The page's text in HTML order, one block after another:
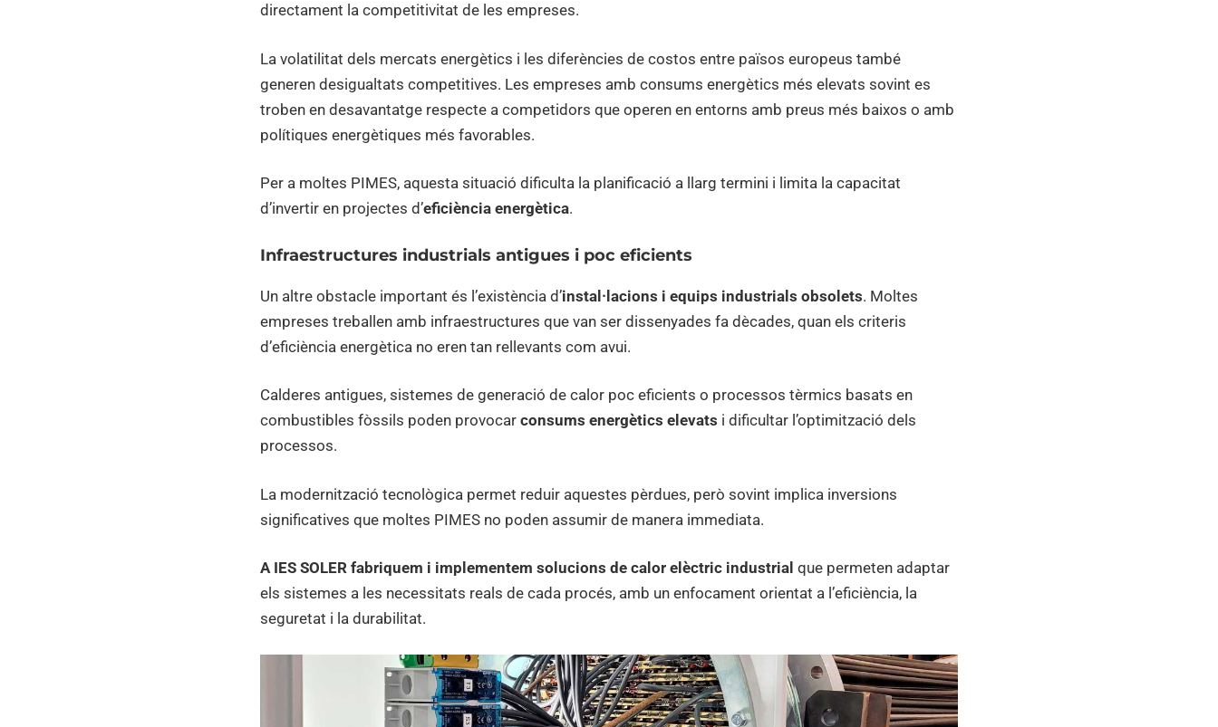
directament la competitivitat de les empreses.
La volatilitat dels mercats energètics i les diferències de costos entre països europeus també
generen desigualtats competitives. Les empreses amb consums energètics més elevats sovint es
troben en desavantatge respecte a competidors que operen en entorns amb preus més baixos o amb
polítiques energètiques més favorables.
Per a moltes PIMES, aquesta situació dificulta la planificació a llarg termini i limita la capacitat
d’invertir en projectes d’eficiència energètica.
Infraestructures industrials antigues i poc eficients
Un altre obstacle important és l’existència d’instal·lacions i equips industrials obsolets. Moltes
empreses treballen amb infraestructures que van ser dissenyades fa dècades, quan els criteris
d’eficiència energètica no eren tan rellevants com avui.
Calderes antigues, sistemes de generació de calor poc eficients o processos tèrmics basats en
combustibles fòssils poden provocar consums energètics elevats i dificultar l’optimització dels
processos.
La modernització tecnològica permet reduir aquestes pèrdues, però sovint implica inversions
significatives que moltes PIMES no poden assumir de manera immediata.
A IES SOLER fabriquem i implementem solucions de calor elèctric industrial que permeten adaptar
els sistemes a les necessitats reals de cada procés, amb un enfocament orientat a l’eficiència, la
seguretat i la durabilitat.